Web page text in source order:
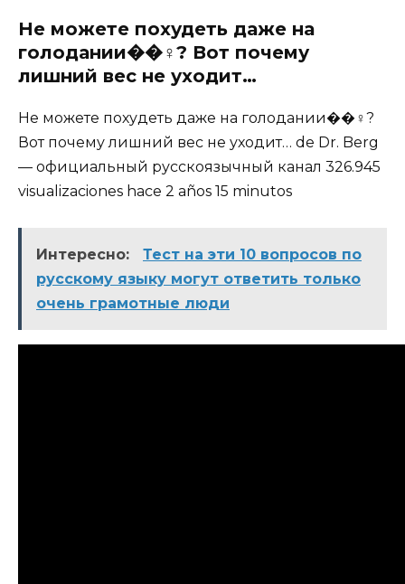
Не можете похудеть даже на
голодании��‍♀️? Вот почему
лишний вес не уходит…
Не можете похудеть даже на голодании��‍♀️?
Вот почему лишний вес не уходит… de Dr. Berg
— официальный русскоязычный канал 326.945
visualizaciones hace 2 años 15 minutos
Интересно:
Тест на эти 10 вопросов по
русскому языку могут ответить только
очень грамотные люди